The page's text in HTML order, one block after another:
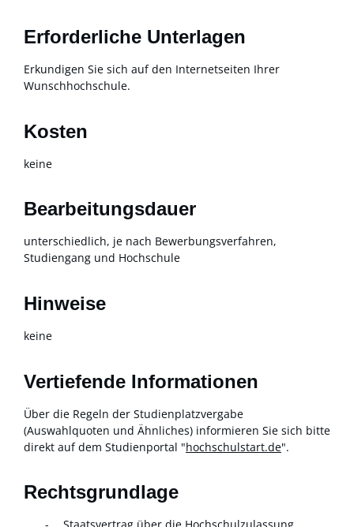
Erforderliche Unterlagen
Erkundigen Sie sich auf den Internetseiten Ihrer
Wunschhochschule.
Kosten
keine
Bearbeitungsdauer
unterschiedlich, je nach Bewerbungsverfahren,
Studiengang und Hochschule
Hinweise
keine
Vertiefende Informationen
Über die Regeln der Studienplatzvergabe
(Auswahlquoten und Ähnliches) informieren Sie sich bitte
direkt auf dem Studienportal "hochschulstart.de".
Rechtsgrundlage